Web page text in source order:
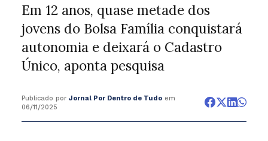
Em 12 anos, quase metade dos
jovens do Bolsa Família conquistará
autonomia e deixará o Cadastro
Único, aponta pesquisa
Publicado por Jornal Por Dentro de Tudoem
06/11/2025